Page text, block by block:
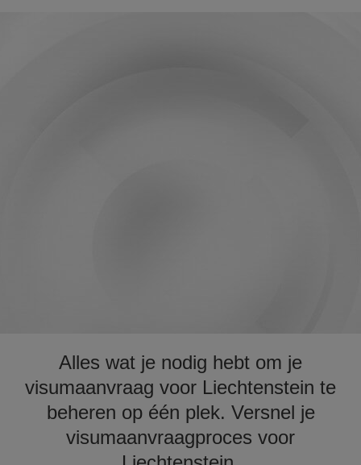
Alles wat je nodig hebt om je
visumaanvraag voor Liechtenstein te
beheren op één plek. Versnel je
visumaanvraagproces voor